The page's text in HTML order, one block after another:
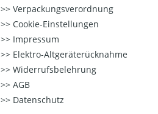
Verpackungsverordnung
Cookie-Einstellungen
Impressum
Elektro-Altgeräterücknahme
Widerrufsbelehrung
AGB
Datenschutz